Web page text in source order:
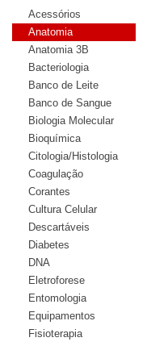
Acessórios
Anatomia
Anatomia 3B
Bacteriologia
Banco de Leite
Banco de Sangue
Biologia Molecular
Bioquímica
Citologia/Histologia
Coagulação
Corantes
Cultura Celular
Descartáveis
Diabetes
DNA
Eletroforese
Entomologia
Equipamentos
Fisioterapia